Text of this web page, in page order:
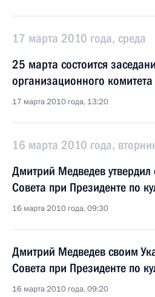
17 марта 2010 года, среда
25 марта состоится
организационного
17 марта 2010 года, 13:20
16 марта 2010 года,
Дмитрий Медведев утвердил
Совета при Президенте по
16 марта 2010 года, 09:30
Дмитрий Медведев своим
Совета при Президенте по
16 марта 2010 года, 09:20